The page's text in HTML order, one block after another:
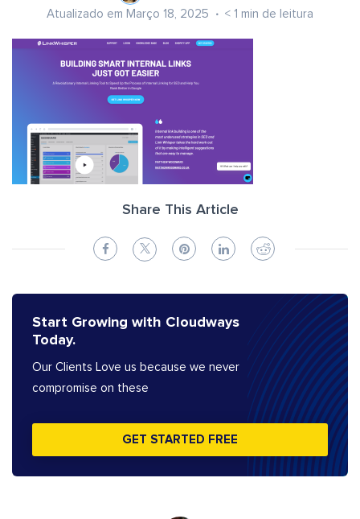
Atualizado em Março 18, 2025 < 1 min de leitura
Share This Article
Start Growing with Cloudways
Today.
Our Clients Love us because we never
compromise on these
GET STARTED FREE